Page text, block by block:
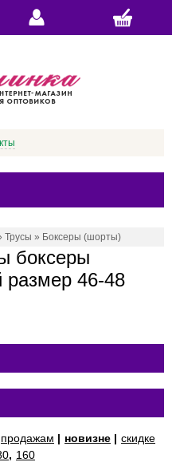
Трусы » Боксеры (шорты)
боксеры
46-48
продажам | новизне | скидке
, 160